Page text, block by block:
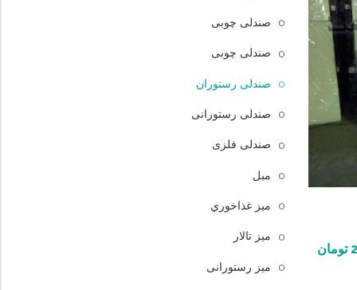
صندلی چوبی
صندلی چوبی
صندلی رستوران
صندلی رستورانی
صندلی فلزی
مبل
ميز غذاخوري
میز تالار
میز رستورانی
تومان